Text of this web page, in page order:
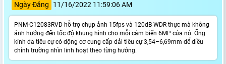
Ngày Đăng
11/16/2022 11:59:06 AM
PNM-C12083RVD hỗ trợ chụp ảnh 15fps và 120dB WDR thực mà không
ảnh hưởng đến tốc độ khung hình cho mỗi cảm biến 6MP của nó. Ống
kính đa tiêu cự có động cơ cung cấp dải tiêu cự 3,54–6,69mm để điều
chỉnh trường nhìn linh hoạt theo từng hướng.